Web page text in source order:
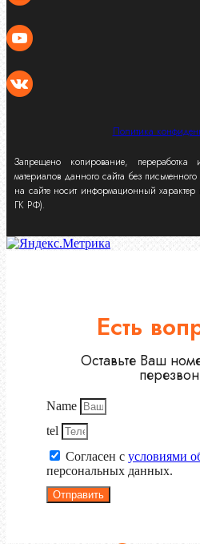
Политика
Запрещено копирование, переработка
материалов данного сайта без
на сайте носит информационный характер
ГК РФ).
Есть
Оставьте Ваш
Name
tel
Согласен с условиями
персональных данных.
Отправить